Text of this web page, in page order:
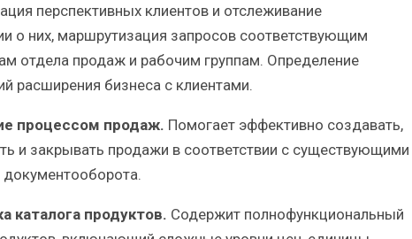
перспективных клиентов и отслеживание
о них, маршрутизация запросов соответствующим
отдела продаж и рабочим группам. Определение
расширения бизнеса с клиентами.
процессом продаж. Помогает эффективно создавать,
и закрывать продажи в соответствии с существующими
каталога продуктов. Содержит полнофункциональный